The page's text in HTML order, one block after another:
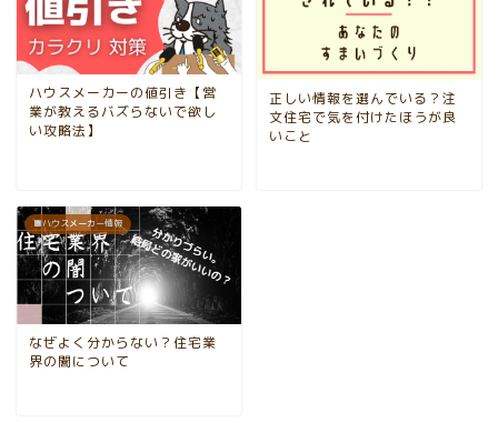
ハウスメーカーの値引き【営
業が教えるバズらないで欲し
い攻略法】
正しい情報を選んでいる？注
文住宅で気を付けたほうが良
いこと
■ハウスメーカー情報
なぜよく分からない？住宅業
界の闇について